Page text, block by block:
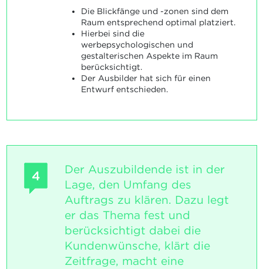
Die Blickfänge und -zonen sind dem
Raum entsprechend optimal platziert.
Hierbei sind die
werbepsychologischen und
gestalterischen Aspekte im Raum
berücksichtigt.
Der Ausbilder hat sich für einen
Entwurf entschieden.
4
Der Auszubildende ist in der
Lage, den Umfang des
Auftrags zu klären. Dazu legt
er das Thema fest und
berücksichtigt dabei die
Kundenwünsche, klärt die
Zeitfrage, macht eine